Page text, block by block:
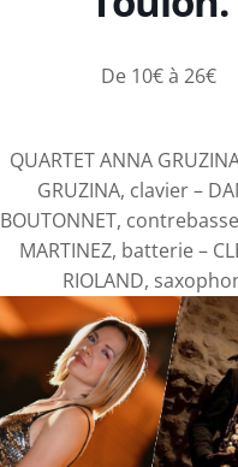
De 10€ à 26€
QUARTET ANNA
GRUZINA, clavier –
BOUTONNET, contrebasse
MARTINEZ, batterie –
RIOLAND,